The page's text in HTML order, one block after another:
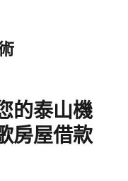
的泰山機
房屋借款